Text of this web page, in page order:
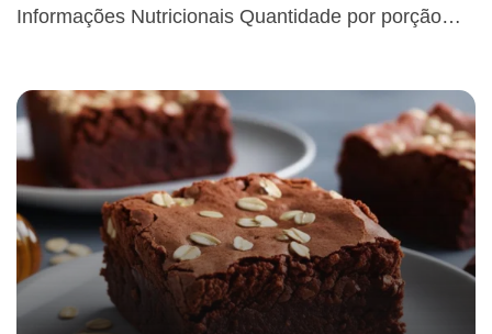
Informações Nutricionais Quantidade por porção…